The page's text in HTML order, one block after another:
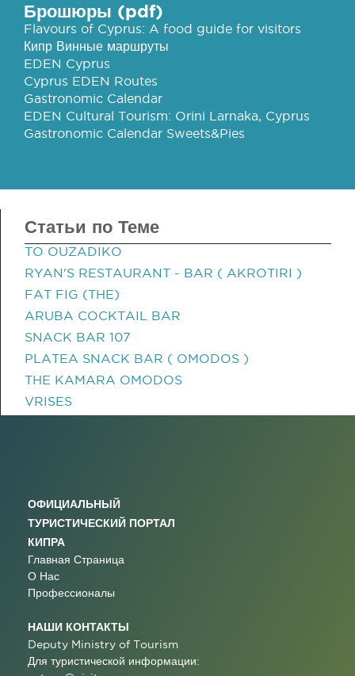
Брошюры (pdf)
Flavours of Cyprus: A food guide for visitors
Кипр Винные маршруты
EDEN Cyprus
Cyprus EDEN Routes
Gastronomic Calendar
EDEN Cultural Tourism: Orini Larnaka, Cyprus
Gastronomic Calendar Sweets&Pies
Статьи по Теме
TO OUZADIKO
RYAN'S RESTAURANT - BAR ( AKROTIRI )
FAT FIG (THE)
ARUBA COCKTAIL BAR
SNACK BAR 107
PLATEA SNACK BAR ( OMODOS )
THE KAMARA OMODOS
VRISES
ОФИЦИАЛЬНЫЙ
ТУРИСТИЧЕСКИЙ ПОРТАЛ
КИПРА
Главная Страница
О Нас
Профессионалы
НАШИ КОНТАКТЫ
Deputy Ministry of Tourism
Для туристической информации: